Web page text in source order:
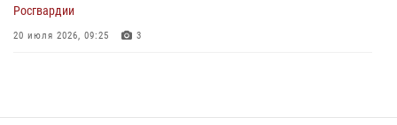
Росгвардии
20 июля 2026, 09:25 3